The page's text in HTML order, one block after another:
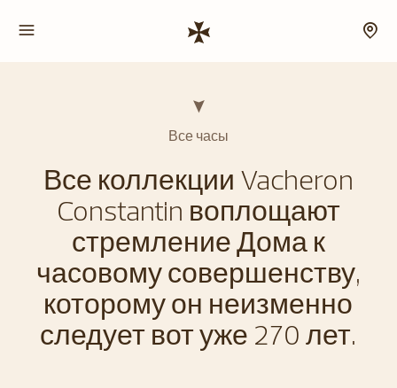
Все часы
Все коллекции Vacheron
Constantin воплощают
стремление Дома к
часовому совершенству,
которому он неизменно
следует вот уже 270 лет.